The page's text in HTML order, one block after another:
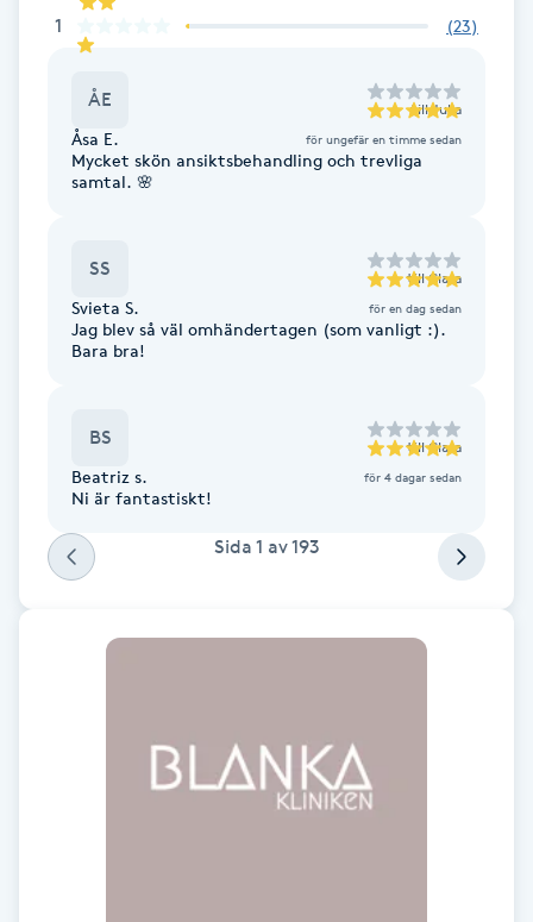
Kinesiologi
Kinesisk medicin
Kiropraktik
Klippning
Klippning ungdom
Koppningsmassage
Kosmetisk tatuering
Kostrådgivning
1 (23)
ÅE till Julia
Åsa E. för ungefär en timme sedan
Mycket skön ansiktsbehandling och trevliga
samtal. 🌸
SS till Clara
Svieta S. för en dag sedan
Jag blev så väl omhändertagen (som vanligt :).
Bara bra!
BS till Clara
Beatriz s. för 4 dagar sedan
Ni är fantastiskt!
Sida 1 av193